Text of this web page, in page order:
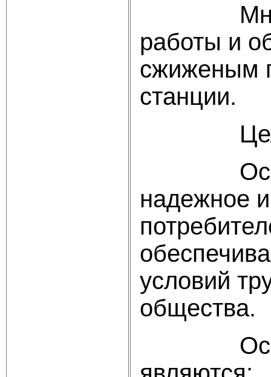
Много
работы и
сжиженым
станции.
Цели и
надежное
условий
общества.